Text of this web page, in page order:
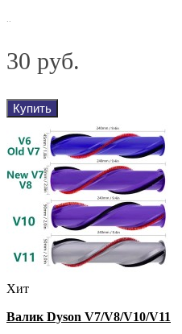
30 руб.
Купить
Хит
Валик Dyson V7/V8/V10/V11